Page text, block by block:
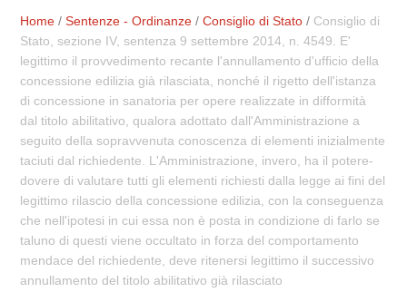
Home /Sentenze - Ordinanze /Consiglio di Stato / Consiglio di
Stato, sezione IV, sentenza 9 settembre 2014, n. 4549. E'
legittimo il provvedimento recante l'annullamento d'ufficio della
concessione edilizia già rilasciata, nonché il rigetto dell'istanza
di concessione in sanatoria per opere realizzate in difformità
dal titolo abilitativo, qualora adottato dall'Amministrazione a
seguito della sopravvenuta conoscenza di elementi inizialmente
taciuti dal richiedente. L'Amministrazione, invero, ha il potere-
dovere di valutare tutti gli elementi richiesti dalla legge ai fini del
legittimo rilascio della concessione edilizia, con la conseguenza
che nell'ipotesi in cui essa non è posta in condizione di farlo se
taluno di questi viene occultato in forza del comportamento
mendace del richiedente, deve ritenersi legittimo il successivo
annullamento del titolo abilitativo già rilasciato